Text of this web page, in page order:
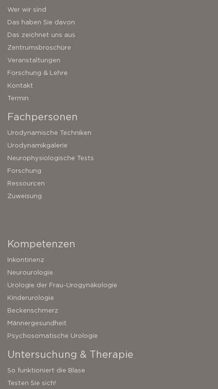
Wer wir sind
Das haben Sie davon
Das zeichnet uns aus
Zentrumsbroschüre
Veranstaltungen
Forschung & Lehre
Kontakt
Termin
Fachpersonen
Urodynamische Techniken
Urodynamikgalerie
Neurophysiologische Tests
Forschung
Ressourcen
Zuweisung
Kompetenzen
Inkontinenz
Neurourologie
Urologie der Frau-Urogynäkologie
Kinderurologie
Beckenschmerz
Männergesundheit
Psychosomatische Urologie
Untersuchung & Therapie
So funktioniert die Blase
Testen Sie sich!